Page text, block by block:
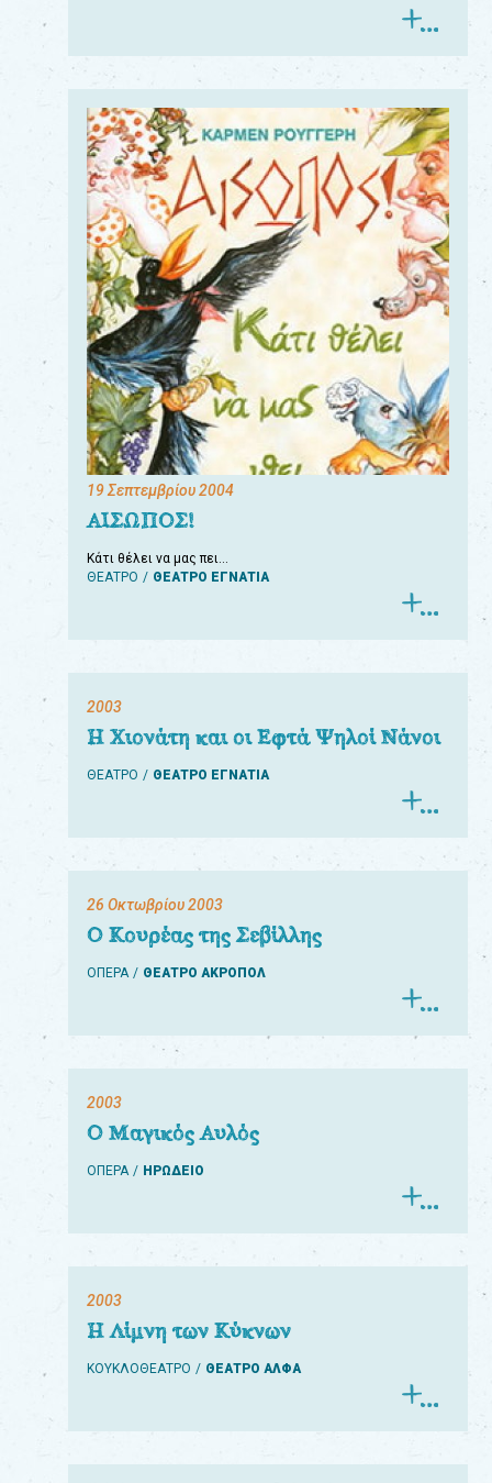
19 Σεπτεμβρίου 2004
ΑΙΣΩΠΟΣ!
Κάτι θέλει να μας πει…
ΘΕΑΤΡΟ
ΘΕΑΤΡΟ ΕΓΝΑΤΙΑ
2003
Η Χιονάτη και οι Εφτά Ψηλοί Νάνοι
ΘΕΑΤΡΟ ΘΕΑΤΡΟ ΕΓΝΑΤΙΑ
26 Οκτωβρίου 2003
Ο Κουρέας της Σεβίλλης
ΟΠΕΡΑ ΘΕΑΤΡΟ ΑΚΡΟΠΟΛ
2003
Ο Μαγικός Αυλός
ΟΠΕΡΑ ΗΡΩΔΕΙΟ
2003
Η Λίμνη των Κύκνων
ΚΟΥΚΛΟΘΕΑΤΡΟ ΘΕΑΤΡΟ ΑΛΦΑ